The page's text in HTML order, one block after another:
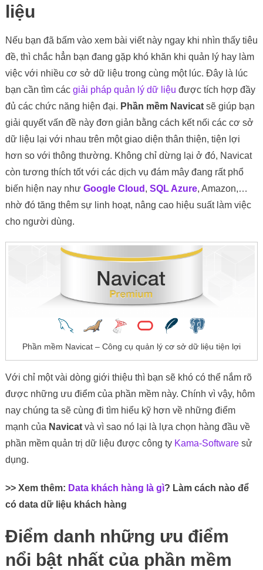
liệu
Nếu bạn đã bấm vào xem bài viết này ngay khi nhìn thấy tiêu
đề, thì chắc hẳn bạn đang gặp khó khăn khi quản lý hay làm
việc với nhiều cơ sở dữ liệu trong cùng một lúc. Đây là lúc
bạn cần tìm các giải pháp quản lý dữ liệu được tích hợp đầy
đủ các chức năng hiện đại. Phần mềm Navicatsẽ giúp bạn
giải quyết vấn đề này đơn giản bằng cách kết nối các cơ sở
dữ liệu lại với nhau trên một giao diện thân thiện, tiện lợi
hơn so với thông thường. Không chỉ dừng lại ở đó, Navicat
còn tương thích tốt với các dịch vụ đám mây đang rất phổ
biến hiện nay như Google Cloud , SQL Azure, Amazon,…
nhờ đó tăng thêm sự linh hoạt, nâng cao hiệu suất làm việc
cho người dùng.
Phần mềm Navicat – Công cụ quản lý cơ sở dữ liệu tiện lợi
Với chỉ một vài dòng giới thiệu thì bạn sẽ khó có thể nắm rõ
được những ưu điểm của phần mềm này. Chính vì vậy, hôm
nay chúng ta sẽ cùng đi tìm hiểu kỹ hơn về những điểm
mạnh của Navicatvà vì sao nó lại là lựa chọn hàng đầu về
phần mềm quản trị dữ liệu được công ty Kama-Softwaresử
dụng.
>> Xem thêm: Data khách hàng là gì? Làm cách nào để
có data dữ liệu khách hàng
Điểm danh những ưu điểm
nổi bật nhất của phần mềm